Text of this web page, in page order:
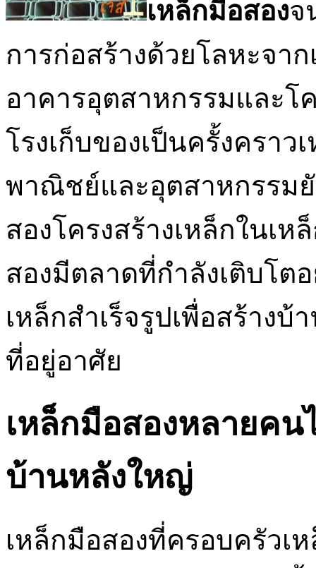
เหล็กมือสองจ
การก่อสร้างด้วยโลหะจา
อาคารอุตสาหกรรมและโ
โรงเก็บของเป็นครั้งคราว
พาณิชย์และอุตสาหกรรม
สองโครงสร้างเหล็กในเ
สองมีตลาดที่กำลังเติบโต
เหล็กสำเร็จรูปเพื่อสร้าง
ที่อยู่อาศัย
เหล็กมือสองหลายคน
บ้านหลังใหญ่
เหล็กมือสองที่ครอบครัวเ